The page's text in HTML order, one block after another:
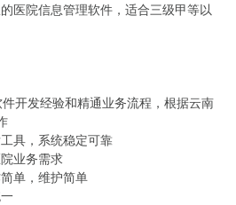
医院信息管理软件，适合三级甲等以
开发经验和精通业务流程，根据云南
具，系统稳定可靠
业务需求
单，维护简单